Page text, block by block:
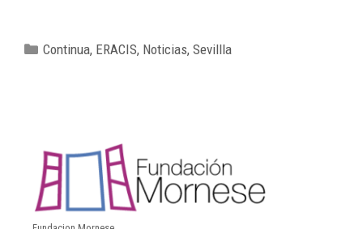
Continua, ERACIS, Noticias,Sevillla